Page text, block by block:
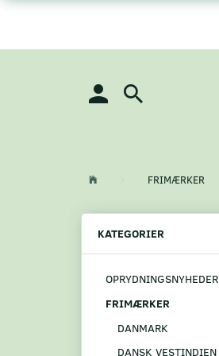
FRIMÆRKER
KATEGORIER
OPRYDNINGSNYHEDER
FRIMÆRKER
DANMARK
DANSK VESTINDIEN